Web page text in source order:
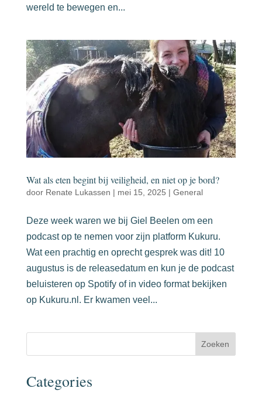
wereld te bewegen en...
Wat als eten begint bij veiligheid, en niet op je bord?
door Renate Lukassen | mei 15, 2025 | General
Deze week waren we bij Giel Beelen om een
podcast op te nemen voor zijn platform Kukuru.
Wat een prachtig en oprecht gesprek was dit! 10
augustus is de releasedatum en kun je de podcast
beluisteren op Spotify of in video format bekijken
op Kukuru.nl. Er kwamen veel...
Zoeken
Categories